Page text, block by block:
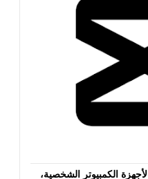
تطبيق CapCut Web لعام 2026 لأجهزة الكمبيوتر الشخصية،